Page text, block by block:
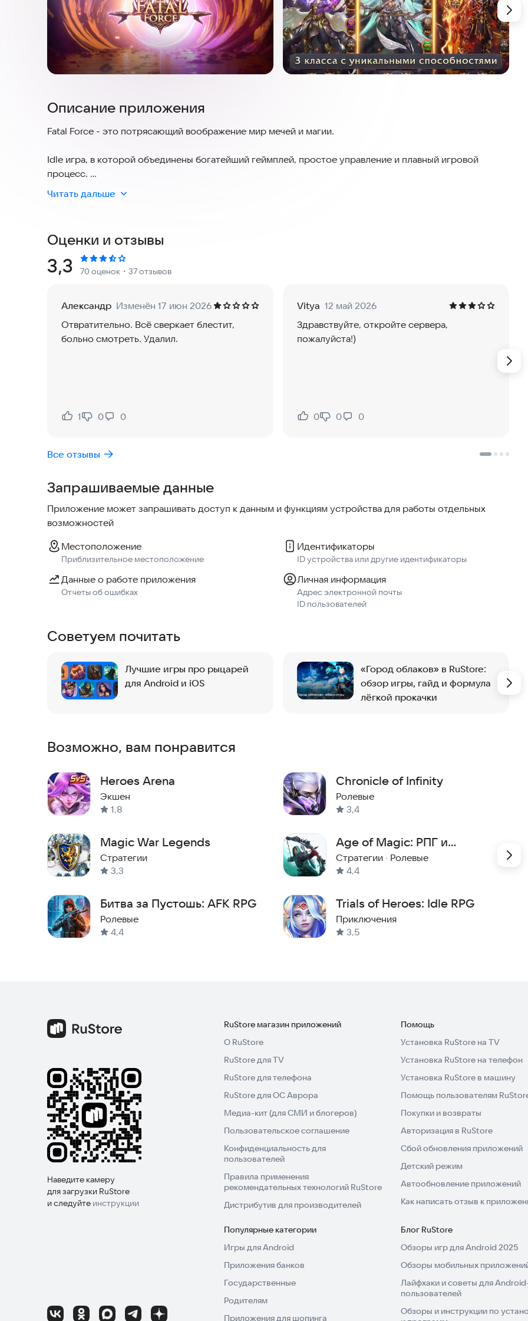
Описание приложения
Fatal Force - это потрясающий воображение мир мечей и магии.
Idle игра, в которой объединены богатейший геймплей, простое управление и плавный игровой
процесс.
Вам предстоит поучаствовать во множестве ПВП и ПВЕ событий, уничтожать волны врагов, убивать
Возьмите под свой контроль богов и демонов, заручитесь поддержкой могучих эльфов и сильнейших
наемников, смело бросайте вызов сотням боссов и коварным подземельям! Увлекательные сражения
континента!
Читать дальше
Оценки и отзывы
Рейтинг:
3,3 70 оценок ・37 отзывов
Александр Изменён 17 июн 2026
Отвратительно. Всё сверкает блестит,
больно смотреть. Удалил.
Нравится:
1
Не нравится:
0 0
Vitya 12 май 2026
Здравствуйте, откройте сервера,
пожалуйста!)
Нравится:
0
Не нравится:
0 0
Все отзывы
Запрашиваемые данные
Приложение может запрашивать доступ к данным и функциям устройства для работы отдельных
возможностей
Местоположение
Приблизительное местоположение
Идентификаторы
ID устройства или другие идентификаторы
Данные о работе приложения
Отчеты об ошибках
Личная информация
Адрес электронной почты
ID пользователей
Советуем почитать
Лучшие игры про рыцарей
для Android и iOS
«Город облаков» в RuStore:
обзор игры, гайд и формула
лёгкой прокачки
Возможно, вам понравится
Heroes Arena
Экшен
1,8
Magic War Legends
Стратегии
3,3
Битва за Пустошь: AFK RPG
Ролевые
4,4
Chronicle of Infinity
Ролевые
3,4
Age of Magic: РПГ и
стратегия
Стратегии · Ролевые
4,4
Trials of Heroes: Idle RPG
Приключения
3,5
Наведите камеру
для загрузки RuStore
и следуйте инструкции
RuStore магазин приложений
О RuStore
RuStore для TV
RuStore для телефона
RuStore для ОС Аврора
Медиа-кит (для СМИ и блогеров)
Пользовательское соглашение
Конфиденциальность для
пользователей
Правила применения
рекомендательных технологий RuStore
Дистрибутив для производителей
Помощь
Установка RuStore на TV
Установка RuStore на телефон
Установка RuStore в машину
Помощь пользователям
Покупки и возвраты
Авторизация в RuStore
Сбой обновления приложений
Детский режим
Автообновление приложений
Как написать отзыв к
Популярные категории
Игры для Android
Приложения банков
Государственные
Родителям
Приложения для шопинга
Блог RuStore
Обзоры игр для Android 2025
Обзоры мобильных
Лайфхаки и советы для
пользователей
Обзоры и инструкции по